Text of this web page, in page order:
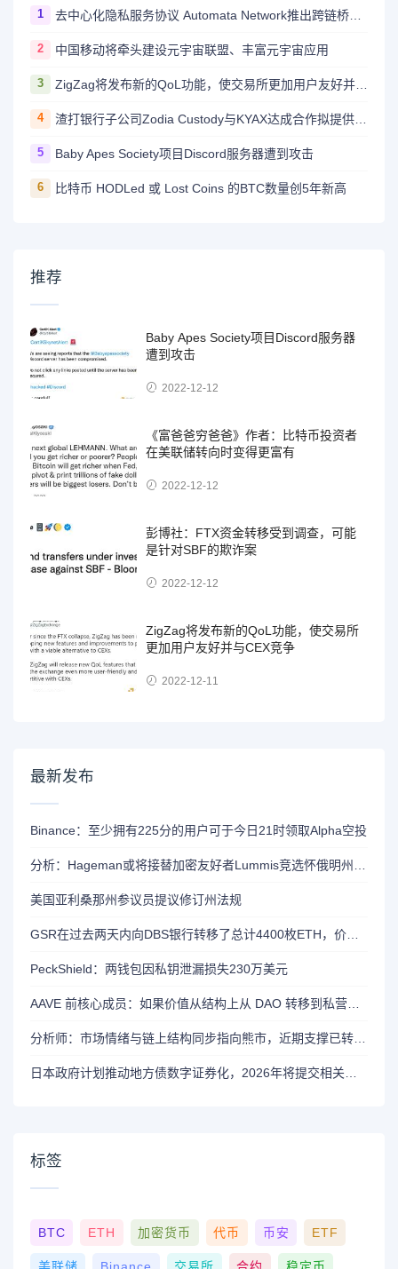
1 去中心化隐私服务协议 Automata Network推出跨链桥Carrier
2 中国移动将牵头建设元宇宙联盟、丰富元宇宙应用
3 ZigZag将发布新的QoL功能，使交易所更加用户友好并与CEX竞争
4 渣打银行子公司Zodia Custody与KYAX达成合作拟提供基于审计、业务和监管报告的加密托管服务
5 Baby Apes Society项目Discord服务器遭到攻击
6 比特币 HODLed 或 Lost Coins 的BTC数量创5年新高
推荐
Baby Apes Society项目Discord服务器
遭到攻击
2022-12-12
《富爸爸穷爸爸》作者：比特币投资者
在美联储转向时变得更富有
2022-12-12
彭博社：FTX资金转移受到调查，可能
是针对SBF的欺诈案
2022-12-12
ZigZag将发布新的QoL功能，使交易所
更加用户友好并与CEX竞争
2022-12-11
最新发布
Binance：至少拥有225分的用户可于今日21时领取Alpha空投
美国亚利桑那州参议员提议修订州法规
PeckShield：两钱包因私钥泄漏损失230万美元
标签
BTC ETH 加密货币 代币 币安 ETF